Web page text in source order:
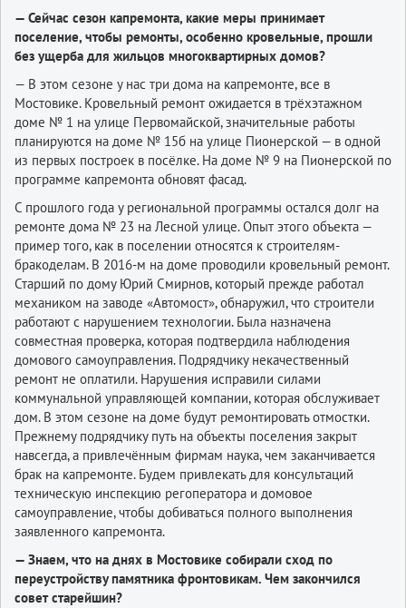
— Сейчас сезон капремонта, какие меры принимает
поселение, чтобы ремонты, особенно кровельные, прошли
без ущерба для жильцов многоквартирных домов?
— В этом сезоне у нас три дома на капремонте, все в
Мостовике. Кровельный ремонт ожидается в трёхэтажном
доме № 1 на улице Первомайской, значительные работы
планируются на доме № 15б на улице Пионерской — в одной
из первых построек в посёлке. На доме № 9 на Пионерской по
программе капремонта обновят фасад.
С прошлого года у региональной программы остался долг на
ремонте дома № 23 на Лесной улице. Опыт этого объекта —
пример того, как в поселении относятся к строителям-
бракоделам. В 2016-м на доме проводили кровельный ремонт.
Старший по дому Юрий Смирнов, который прежде работал
механиком на заводе «Автомост», обнаружил, что строители
работают с нарушением технологии. Была назначена
совместная проверка, которая подтвердила наблюдения
домового самоуправления. Подрядчику некачественный
ремонт не оплатили. Нарушения исправили силами
коммунальной управляющей компании, которая обслуживает
дом. В этом сезоне на доме будут ремонтировать отмостки.
Прежнему подрядчику путь на объекты поселения закрыт
навсегда, а привлечённым фирмам наука, чем заканчивается
брак на капремонте. Будем привлекать для консультаций
техническую инспекцию регоператора и домовое
самоуправление, чтобы добиваться полного выполнения
заявленного капремонта.
— Знаем, что на днях в Мостовике собирали сход по
переустройству памятника фронтовикам. Чем закончился
совет старейшин?